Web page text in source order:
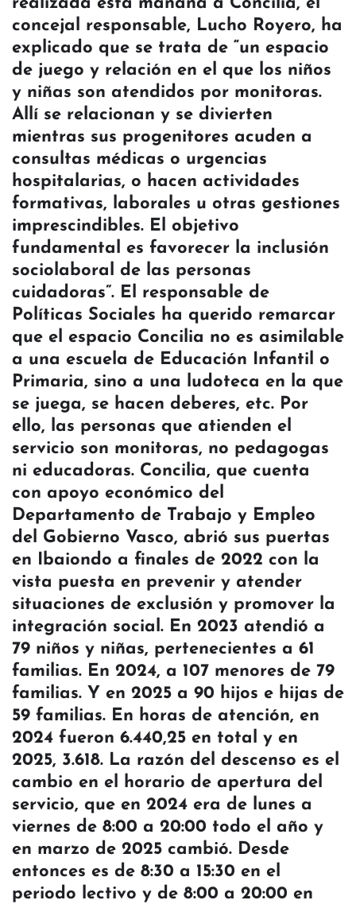
concejal responsable, Lucho Royero, ha
explicado que se trata de “un espacio
de juego y relación en el que los niños
y niñas son atendidos por monitoras.
Allí se relacionan y se divierten
mientras sus progenitores acuden a
consultas médicas o urgencias
hospitalarias, o hacen actividades
formativas, laborales u otras gestiones
imprescindibles. El objetivo
fundamental es favorecer la inclusión
sociolaboral de las personas
cuidadoras”. El responsable de
Políticas Sociales ha querido remarcar
que el espacio Concilia no es asimilable
a una escuela de Educación Infantil o
Primaria, sino a una ludoteca en la que
se juega, se hacen deberes, etc. Por
ello, las personas que atienden el
servicio son monitoras, no pedagogas
ni educadoras. Concilia, que cuenta
con apoyo económico del
Departamento de Trabajo y Empleo
del Gobierno Vasco, abrió sus puertas
en Ibaiondo a finales de 2022 con la
vista puesta en prevenir y atender
situaciones de exclusión y promover la
integración social. En 2023 atendió a
79 niños y niñas, pertenecientes a 61
familias. En 2024, a 107 menores de 79
familias. Y en 2025 a 90 hijos e hijas de
59 familias. En horas de atención, en
2024 fueron 6.440,25 en total y en
2025, 3.618. La razón del descenso es el
cambio en el horario de apertura del
servicio, que en 2024 era de lunes a
viernes de 8:00 a 20:00 todo el año y
en marzo de 2025 cambió. Desde
entonces es de 8:30 a 15:30 en el
periodo lectivo y de 8:00 a 20:00 en